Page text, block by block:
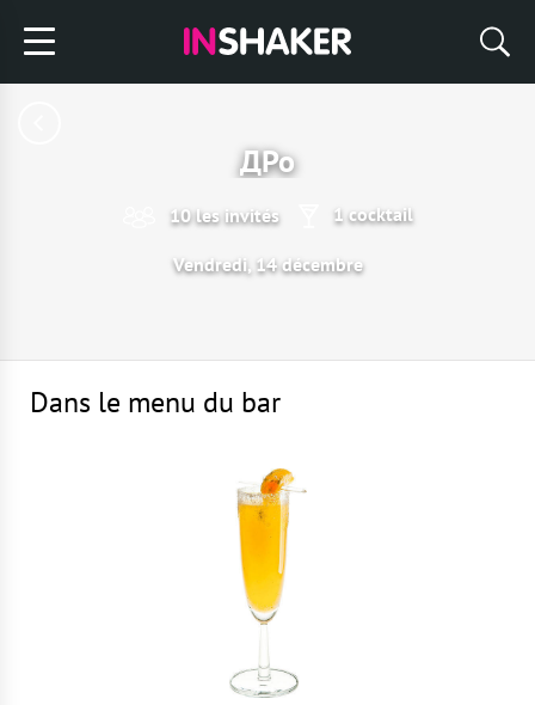
ДРо
10 les invités 1 cocktail
Vendredi, 14 décembre
Dans le menu du bar